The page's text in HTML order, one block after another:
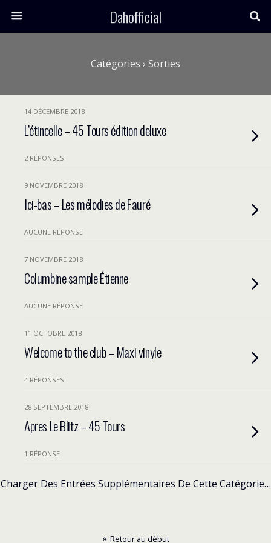
Dahofficial
Catégories › Sorties
14 DÉCEMBRE 2018
L’étincelle – 45 Tours édition deluxe
2 RÉPONSES
9 NOVEMBRE 2018
Ici-bas – Les mélodies de Fauré
AUCUNE RÉPONSE
7 NOVEMBRE 2018
Columbine sample Étienne
AUCUNE RÉPONSE
11 OCTOBRE 2018
Welcome to the club – Maxi vinyle
4 RÉPONSES
28 SEPTEMBRE 2018
Apres Le Blitz – 45 Tours
1 RÉPONSE
Charger Des Entrées Supplémentaires De Cette Catégorie…
Retour au début